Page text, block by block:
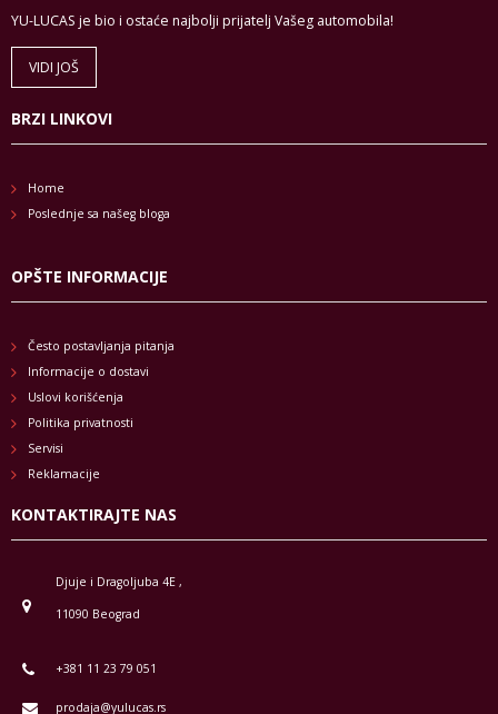
YU-LUCAS je bio i ostaće najbolji prijatelj Vašeg automobila!
VIDI JOŠ
BRZI LINKOVI
Home
Poslednje sa našeg bloga
OPŠTE INFORMACIJE
Često postavljanja pitanja
Informacije o dostavi
Uslovi korišćenja
Politika privatnosti
Servisi
Reklamacije
KONTAKTIRAJTE NAS
Djuje i Dragoljuba 4E ,
11090 Beograd
+381 11 23 79 051
prodaja@yulucas.rs